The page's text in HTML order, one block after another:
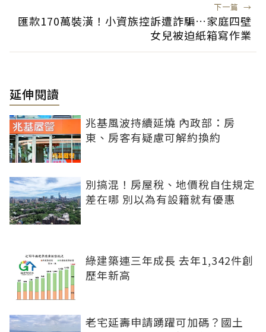
下一篇 →
匯款170萬裝潢！小資族控訴遭詐騙…家庭四壁
女兒被迫紙箱寫作業
延伸閱讀
兆基風波持續延燒 內政部：房
東、房客有疑慮可解約換約
別搞混！房屋稅、地價稅自住規定
差在哪 別以為有設籍就有優惠
綠建築連三年成長 去年1,342件創
歷年新高
老宅延壽申請踴躍可加碼？國土